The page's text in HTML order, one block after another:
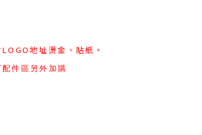
LOGO地址燙金、貼紙。
件區另外加購